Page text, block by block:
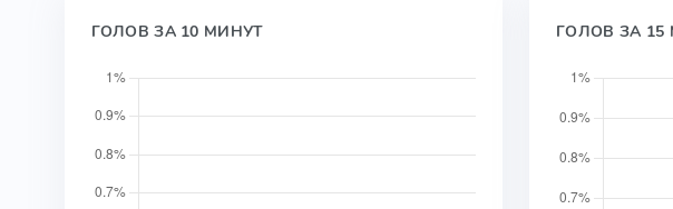
ГОЛОВ ЗА 10 МИНУТ ГОЛОВ ЗА 15